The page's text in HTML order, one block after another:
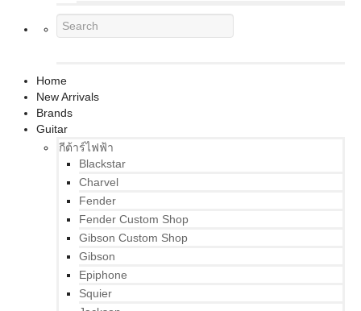
Home
New Arrivals
Brands
Guitar
กีต้าร์ไฟฟ้า
Blackstar
Charvel
Fender
Fender Custom Shop
Gibson Custom Shop
Gibson
Epiphone
Squier